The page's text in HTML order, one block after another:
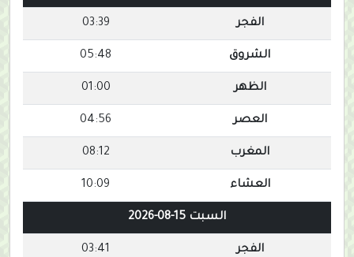
الفجر 03:39
الشروق 05:48
الظهر 01:00
العصر 04:56
المغرب 08:12
العشاء 10:09
السبت 15-08-2026
الفجر 03:41